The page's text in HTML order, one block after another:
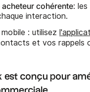
cohérente:
interaction.
: utilisez
et vos rappels
est conçu pour